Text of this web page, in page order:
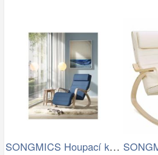
SONGMICS Houpací křeslo polstrované…